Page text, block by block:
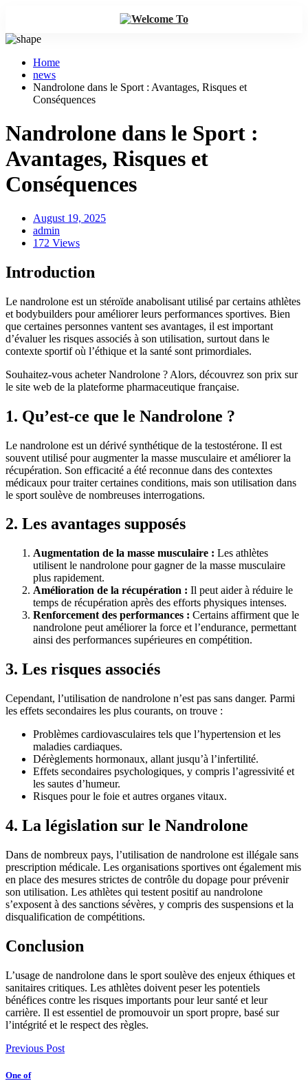
Home
news
Nandrolone dans le Sport : Avantages, Risques et
Conséquences
Nandrolone dans le Sport :
Avantages, Risques et
Conséquences
August 19, 2025
admin
172 Views
Introduction
Le nandrolone est un stéroïde anabolisant utilisé par certains athlètes
et bodybuilders pour améliorer leurs performances sportives. Bien
que certaines personnes vantent ses avantages, il est important
d’évaluer les risques associés à son utilisation, surtout dans le
contexte sportif où l’éthique et la santé sont primordiales.
Souhaitez-vous acheter Nandrolone ? Alors, découvrez son prix sur
le site web de la plateforme pharmaceutique française.
1. Qu’est-ce que le Nandrolone ?
Le nandrolone est un dérivé synthétique de la testostérone. Il est
souvent utilisé pour augmenter la masse musculaire et améliorer la
récupération. Son efficacité a été reconnue dans des contextes
médicaux pour traiter certaines conditions, mais son utilisation dans
le sport soulève de nombreuses interrogations.
2. Les avantages supposés
Augmentation de la masse musculaire : Les athlètes
utilisent le nandrolone pour gagner de la masse musculaire
plus rapidement.
Amélioration de la récupération : Il peut aider à réduire le
temps de récupération après des efforts physiques intenses.
Renforcement des performances : Certains affirment que le
nandrolone peut améliorer la force et l’endurance, permettant
ainsi des performances supérieures en compétition.
3. Les risques associés
Cependant, l’utilisation de nandrolone n’est pas sans danger. Parmi
les effets secondaires les plus courants, on trouve :
Problèmes cardiovasculaires tels que l’hypertension et les
maladies cardiaques.
Dérèglements hormonaux, allant jusqu’à l’infertilité.
Effets secondaires psychologiques, y compris l’agressivité et
les sautes d’humeur.
Risques pour le foie et autres organes vitaux.
4. La législation sur le Nandrolone
Dans de nombreux pays, l’utilisation de nandrolone est illégale sans
prescription médicale. Les organisations sportives ont également mis
en place des mesures strictes de contrôle du dopage pour prévenir
son utilisation. Les athlètes qui testent positif au nandrolone
s’exposent à des sanctions sévères, y compris des suspensions et la
disqualification de compétitions.
Conclusion
L’usage de nandrolone dans le sport soulève des enjeux éthiques et
sanitaires critiques. Les athlètes doivent peser les potentiels
bénéfices contre les risques importants pour leur santé et leur
carrière. Il est essentiel de promouvoir un sport propre, basé sur
l’intégrité et le respect des règles.
Previous Post
One of